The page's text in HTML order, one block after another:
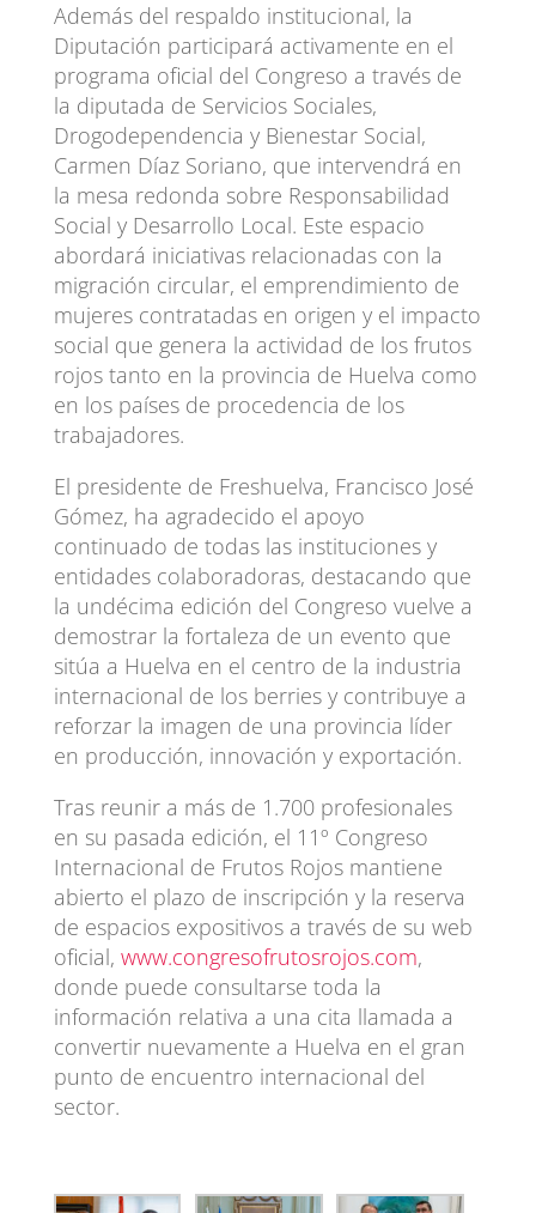
Además del respaldo institucional, la
Diputación participará activamente en el
programa oficial del Congreso a través de
la diputada de Servicios Sociales,
Drogodependencia y Bienestar Social,
Carmen Díaz Soriano, que intervendrá en
la mesa redonda sobre Responsabilidad
Social y Desarrollo Local. Este espacio
abordará iniciativas relacionadas con la
migración circular, el emprendimiento de
mujeres contratadas en origen y el impacto
social que genera la actividad de los frutos
rojos tanto en la provincia de Huelva como
en los países de procedencia de los
trabajadores.
El presidente de Freshuelva, Francisco José
Gómez, ha agradecido el apoyo
continuado de todas las instituciones y
entidades colaboradoras, destacando que
la undécima edición del Congreso vuelve a
demostrar la fortaleza de un evento que
sitúa a Huelva en el centro de la industria
internacional de los berries y contribuye a
reforzar la imagen de una provincia líder
en producción, innovación y exportación.
Tras reunir a más de 1.700 profesionales
en su pasada edición, el 11º Congreso
Internacional de Frutos Rojos mantiene
abierto el plazo de inscripción y la reserva
de espacios expositivos a través de su web
oficial, www.congresofrutosrojos.com,
donde puede consultarse toda la
información relativa a una cita llamada a
convertir nuevamente a Huelva en el gran
punto de encuentro internacional del
sector.